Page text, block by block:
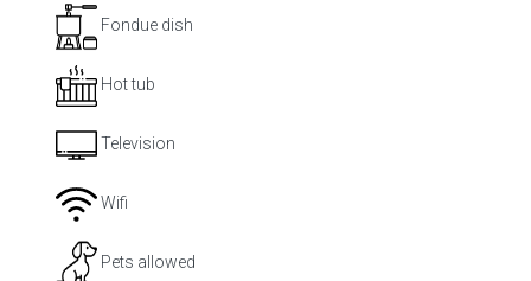
Fondue dish
Hot tub
Television
Wifi
Pets allowed